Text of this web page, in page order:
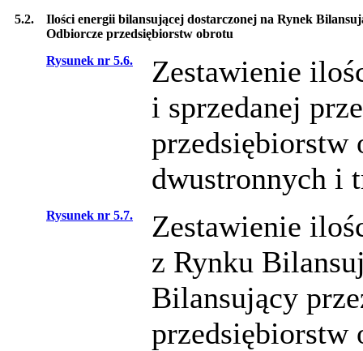
5.2.
Ilości energii bilansującej dostarczonej na Rynek
Odbiorcze przedsiębiorstw obrotu
Rysunek nr 5.6.
Zestawienie
i sprzedanej
przedsiębiorstw
dwustronnych i
Rysunek nr 5.7.
Zestawienie
z Rynku
Bilansujący
przedsiębiorstw